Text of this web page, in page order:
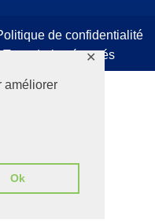
améliorer
Ok
✕
de confidentialité
droits réservés